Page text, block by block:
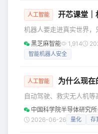
脑和传
拆解功能需求，最终输
光、百度秒哒这类 Vibe
已经在市场上流行。不过
应用通常仅支持在内部平
人工智能 开芯课堂｜机器人
机器人要走进真实世界，
控、可验证、可托付。
人的底线。 一、那一拳
机器人径直走向舞台中
拳，将假人击倒在地。那
对安全的幻想。当机
黑芝麻智能 1,914
智能机器人安全
人工智能 为什么现在的电脑
自动驾驶、救灾无人机等
任务算力需求巨大，传统
墙” 制约，算力与能耗难
中国科学院半导体研究所
2026-06-26
量化 存